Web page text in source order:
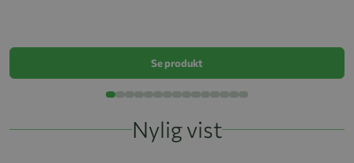
Se produkt
Nylig vist